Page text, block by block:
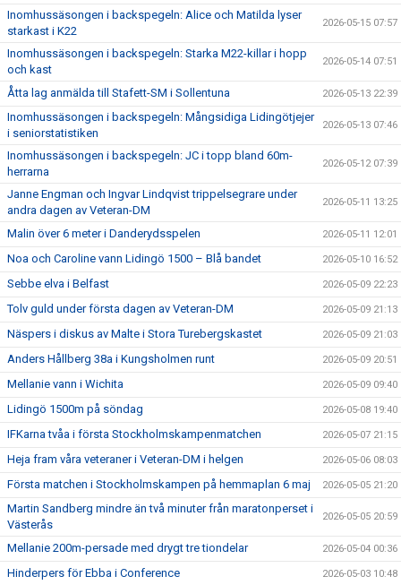
Inomhussäsongen i backspegeln: Alice och Matilda lyser
starkast i K22
2026-05-15 07:57
Inomhussäsongen i backspegeln: Starka M22-killar i hopp
och kast
2026-05-14 07:51
Åtta lag anmälda till Stafett-SM i Sollentuna 2026-05-13 22:39
Inomhussäsongen i backspegeln: Mångsidiga Lidingötjejer
i seniorstatistiken
2026-05-13 07:46
Inomhussäsongen i backspegeln: JC i topp bland 60m-
herrarna
2026-05-12 07:39
Janne Engman och Ingvar Lindqvist trippelsegrare under
andra dagen av Veteran-DM
2026-05-11 13:25
Malin över 6 meter i Danderydsspelen 2026-05-11 12:01
Noa och Caroline vann Lidingö 1500 – Blå bandet 2026-05-10 16:52
Sebbe elva i Belfast 2026-05-09 22:23
Tolv guld under första dagen av Veteran-DM 2026-05-09 21:13
Näspers i diskus av Malte i Stora Turebergskastet 2026-05-09 21:03
Anders Hållberg 38a i Kungsholmen runt 2026-05-09 20:51
Mellanie vann i Wichita 2026-05-09 09:40
Lidingö 1500m på söndag 2026-05-08 19:40
IFKarna tvåa i första Stockholmskampenmatchen 2026-05-07 21:15
Heja fram våra veteraner i Veteran-DM i helgen 2026-05-06 08:03
Första matchen i Stockholmskampen på hemmaplan 6 maj 2026-05-05 21:20
Martin Sandberg mindre än två minuter från maratonperset i
Västerås
2026-05-05 20:59
Mellanie 200m-persade med drygt tre tiondelar 2026-05-04 00:36
Hinderpers för Ebba i Conference 2026-05-03 10:48